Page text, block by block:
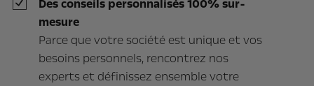
Des conseils personnalisés 100% sur-
mesure
Parce que votre société est unique et vos
besoins personnels, rencontrez nos
experts et définissez ensemble votre